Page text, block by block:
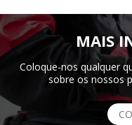
MAIS
Coloque-nos qualquer
sobre os nossos